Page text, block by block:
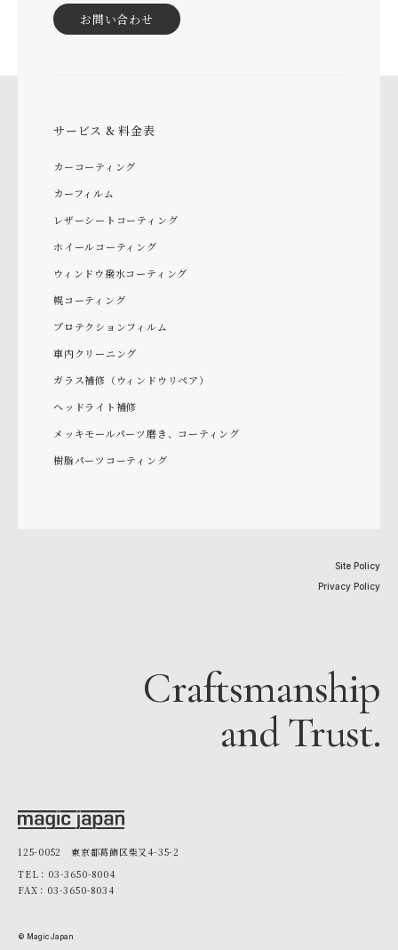
お問い合わせ
サービス & 料金表
カーコーティング
カーフィルム
レザーシートコーティング
ホイールコーティング
ウィンドウ撥水コーティング
幌コーティング
プロテクションフィルム
車内クリーニング
ガラス補修（ウィンドウリペア）
ヘッドライト補修
メッキモールパーツ磨き、コーティング
樹脂パーツコーティング
Site Policy
Privacy Policy
Craftsmanship
and Trust.
125-0052 東京都葛飾区柴又4-35-2
TEL：03-3650-8004
FAX：03-3650-8034
© Magic Japan